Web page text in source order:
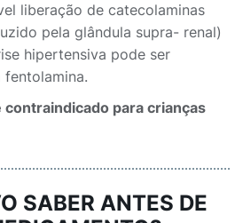
liberação de catecolaminas
pela glândula supra- renal)
hipertensiva pode ser
contraindicado para crianças
SABER ANTES DE